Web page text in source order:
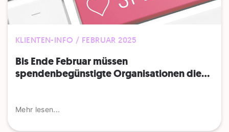
KLIENTEN-INFO / FEBRUAR 2025
Bis Ende Februar müssen
spendenbegünstigte Organisationen die...
Mehr lesen...